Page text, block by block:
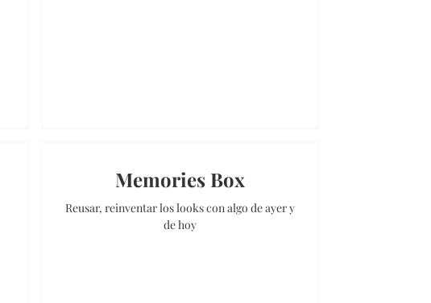
Memories Box
Reusar, reinventar los looks con algo de ayer y
de hoy